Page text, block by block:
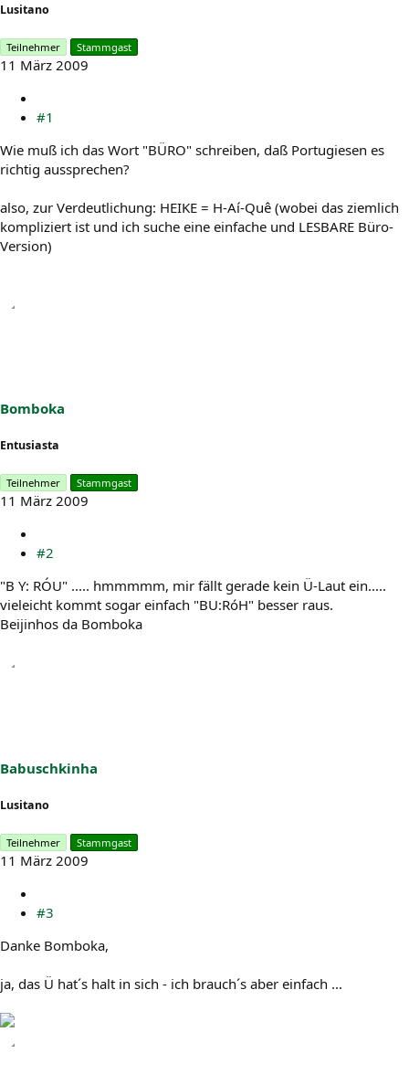
Lusitano
Teilnehmer Stammgast
11 März 2009
#1
Wie muß ich das Wort "BÜRO" schreiben, daß Portugiesen es
richtig aussprechen?
also, zur Verdeutlichung: HEIKE = H-Aí-Quê (wobei das ziemlich
kompliziert ist und ich suche eine einfache und LESBARE Büro-
Version)
Bomboka
Entusiasta
Teilnehmer Stammgast
11 März 2009
#2
"B Y: RÓU" ..... hmmmmm, mir fällt gerade kein Ü-Laut ein.....
vieleicht kommt sogar einfach "BU:RóH" besser raus.
Beijinhos da Bomboka
Babuschkinha
Lusitano
Teilnehmer Stammgast
11 März 2009
#3
Danke Bomboka,
ja, das Ü hat´s halt in sich - ich brauch´s aber einfach ...